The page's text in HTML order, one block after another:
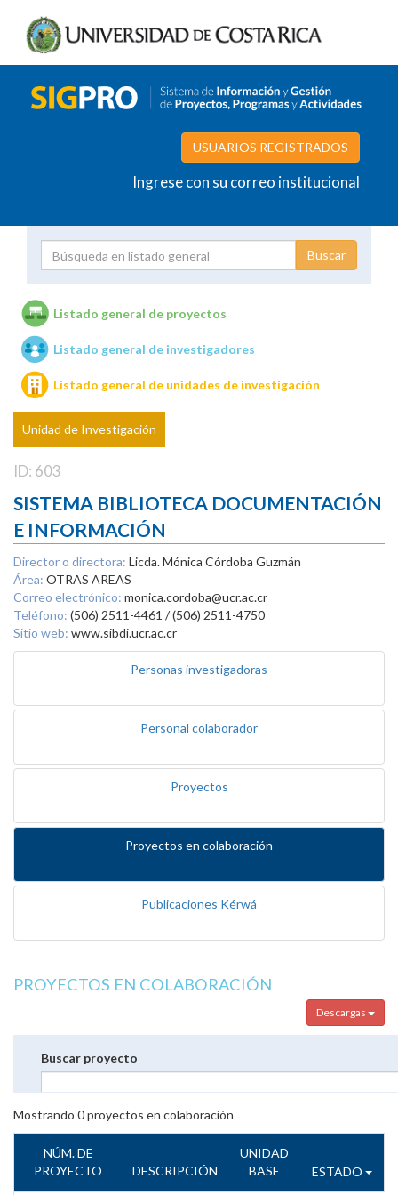
USUARIOS REGISTRADOS
Ingrese con su correo institucional
Unidades de investigación
Listado general de proyectos
Listado general de investigadores
Listado general de unidades de investigación
Unidad de Investigación
ID: 603
SISTEMA BIBLIOTECA DOCUMENTACIÓN
E INFORMACIÓN
Director o directora: Licda. Mónica Córdoba Guzmán
Área: OTRAS AREAS
Correo electrónico: monica.cordoba@ucr.ac.cr
Teléfono: (506) 2511-4461 / (506) 2511-4750
Sitio web: www.sibdi.ucr.ac.cr
Personas investigadoras
Personal colaborador
Proyectos
Proyectos en colaboración
Publicaciones Kérwá
PROYECTOS EN COLABORACIÓN
Descargas
Buscar proyecto
Mostrando 0proyectos en colaboración
NÚM. DE
PROYECTO
DESCRIPCIÓN
UNIDAD
BASE
ESTADO